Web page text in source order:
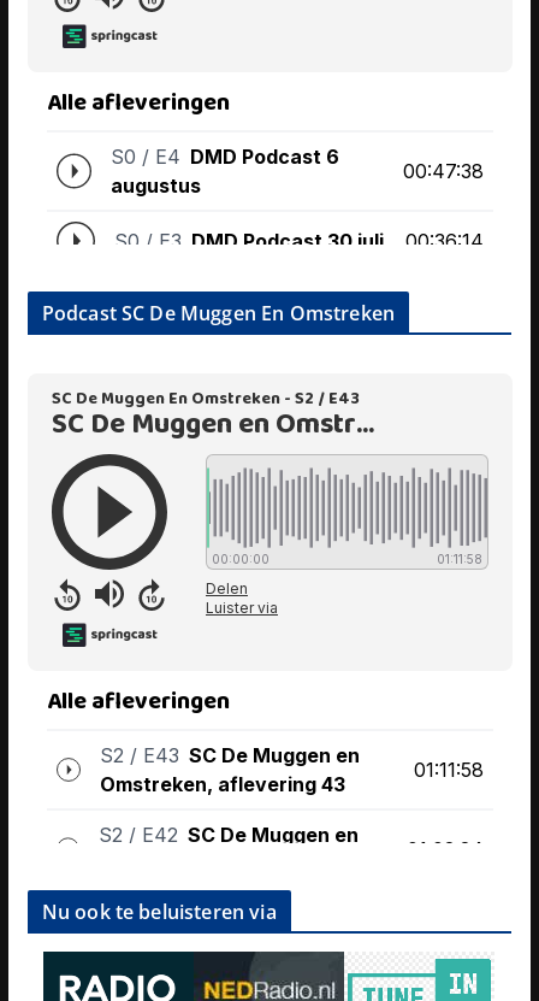
Podcast SC De Muggen En Omstreken
Nu ook te beluisteren via